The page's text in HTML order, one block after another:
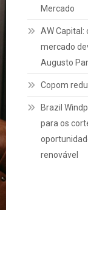
Mercado
AW Capital:
mercado
Augusto
Copom
Brazil
para os
renovável